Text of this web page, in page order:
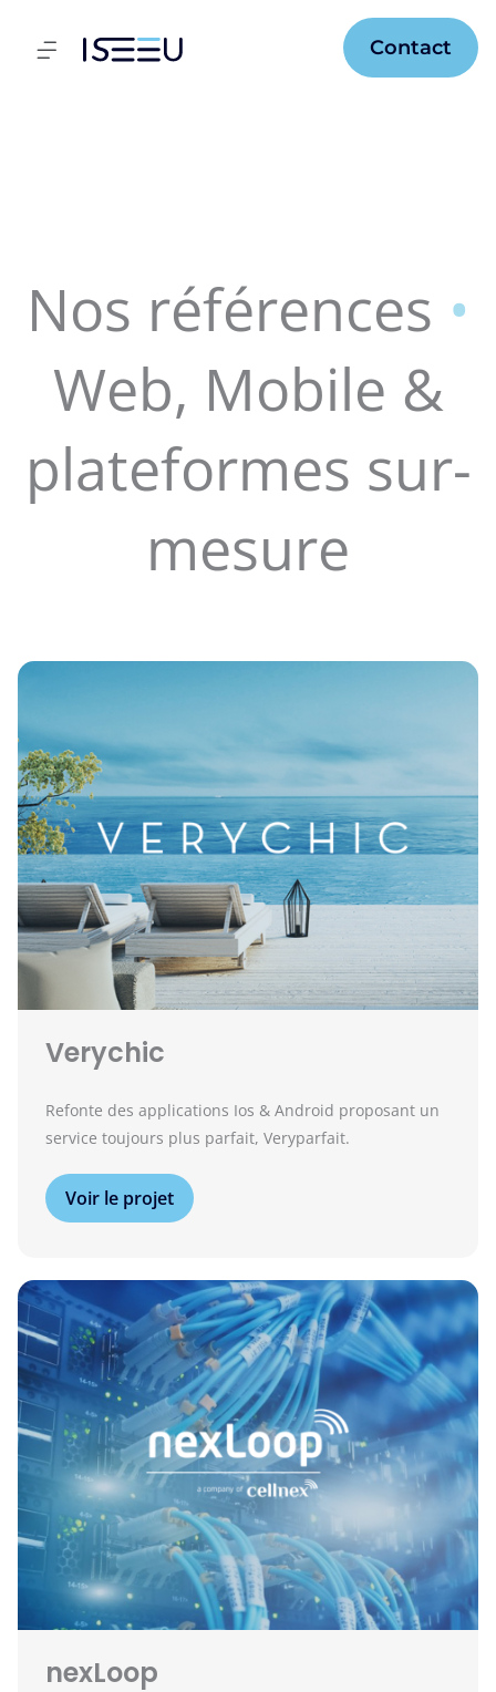
Flyout
Contact
Nos références •
Web, Mobile &
plateformes sur-
mesure
Verychic
Refonte des applications Ios & Android proposant un
service toujours plus parfait, Veryparfait.
Voir le projet
nexLoop